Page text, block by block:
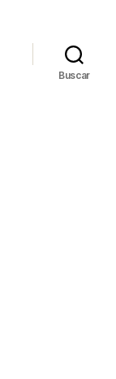
Buscar